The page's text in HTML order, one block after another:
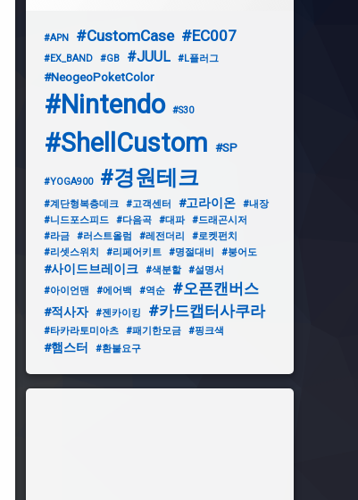
#APN #CustomCase #EC007
#EX_BAND #GB #JUUL #L플러그
#NeogeoPoketColor
#Nintendo #S30
#ShellCustom #SP
#YOGA900 #경원테크
#계단형복층데크 #고객센터 #고라이온
#내장
#니드포스피드
#다음곡 #대파
#드래곤시저
#라금
#러스트올럼 #레전더리
#로켓펀치
#리셋스위치
#리페어키트 #명절대비 #붕어도
#사이드브레이크 #색분할
#설명서
#아이언맨
#에어백 #역순 #오픈캔버스
#적사자 #젠카이킹 #카드캡터사쿠라
#타카라토미아츠 #패기한모금 #핑크색
#햄스터 #환불요구